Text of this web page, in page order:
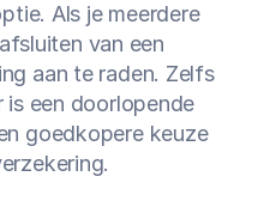
Als je meerdere
van een
aan te raden. Zelfs
een doorlopende
goedkopere keuze